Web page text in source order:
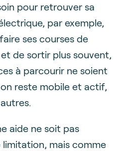
pour retrouver sa
par exemple,
ses courses de
de sortir plus souvent,
à parcourir ne soient
reste mobile et actif,
aide ne soit pas
mais comme